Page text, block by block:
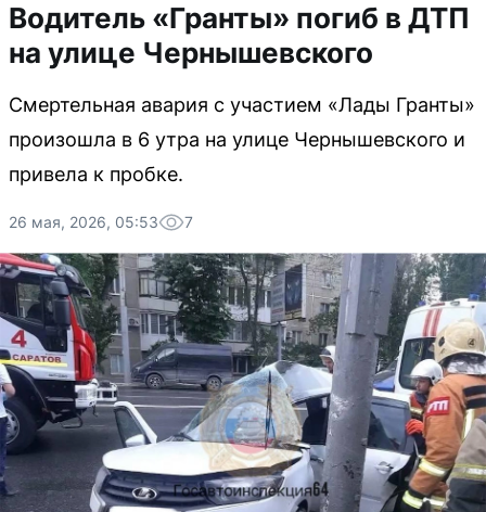
Водитель «Гранты» погиб в ДТП
на улице Чернышевского
Смертельная авария с участием «Лады Гранты»
произошла в 6 утра на улице Чернышевского и
привела к пробке.
26 мая, 2026, 05:53 7